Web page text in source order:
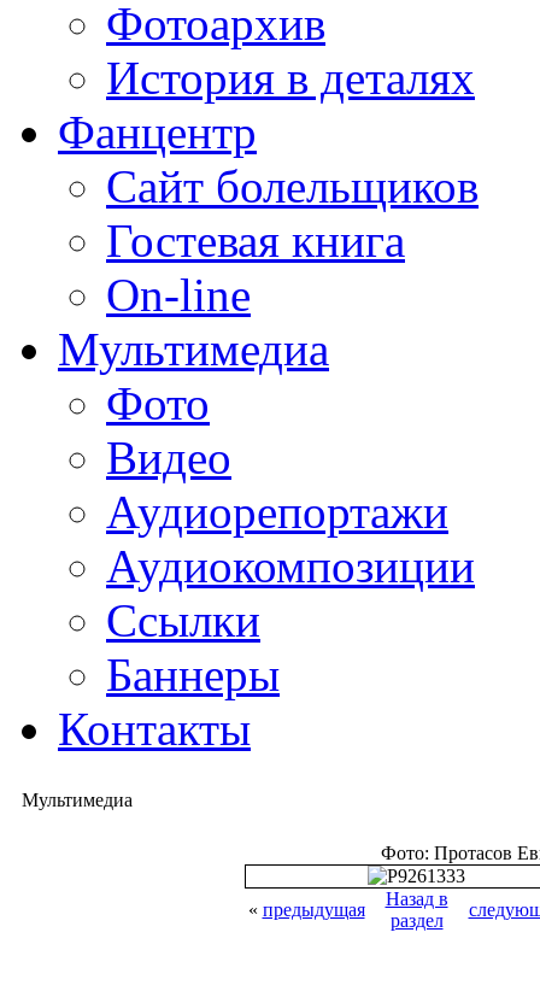
Фотоархив
История в деталях
Фанцентр
Сайт болельщиков
Гостевая книга
On-line
Мультимедиа
Фото
Видео
Аудиорепортажи
Аудиокомпозиции
Ссылки
Баннеры
Контакты
Мультимедиа
Фото: Протасов
« предыдущая
Назад в
раздел